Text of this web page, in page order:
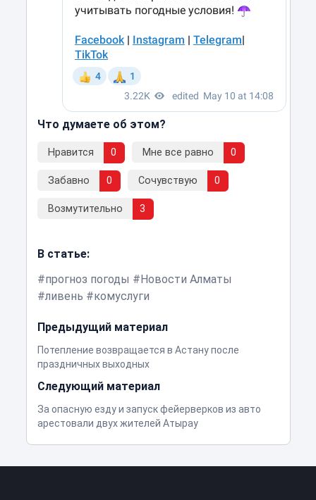
Что думаете об этом?
Нравится 0 Мне все равно 0
Забавно 0 Сочувствую 0
Возмутительно 3
В статье:
прогноз погоды
Новости Алматы
ливень
комуслуги
Предыдущий материал
Потепление возвращается в Астану после
праздничных выходных
Следующий материал
За опасную езду и запуск фейерверков из авто
арестовали двух жителей Атырау